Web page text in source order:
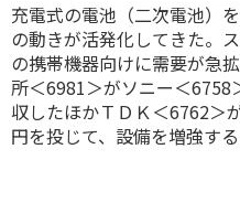
充電式の電池（二次電池）
の動きが活発化してきた。
の携帯機器向けに需要が急
所＜6981＞がソニー＜6758
収したほかＴＤＫ＜6762＞
円を投じて、設備を増強する